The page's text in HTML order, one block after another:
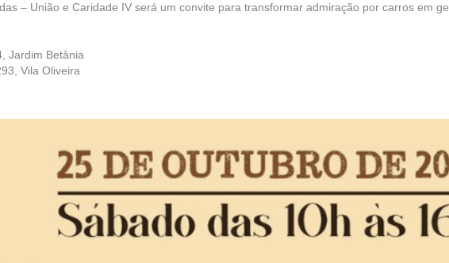
– União e Caridade IV será um convite para transformar admiração por carros em
Jardim Betânia
Vila Oliveira